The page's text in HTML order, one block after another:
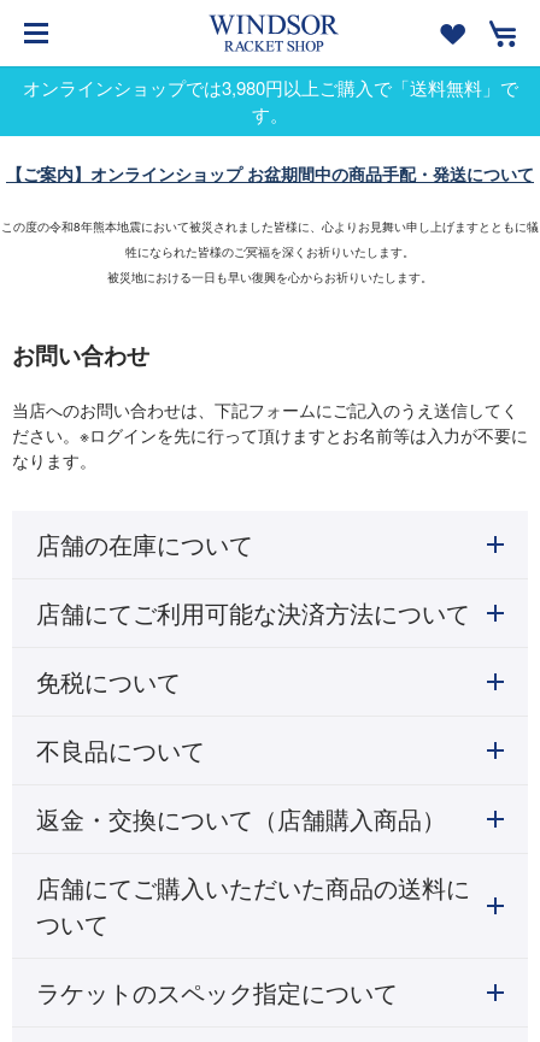
オンラインショップでは3,980円以上ご購入で「送料無料」で
す。
【ご案内】オンラインショップ お盆期間中の商品手配・発送について
この度の令和8年熊本地震において被災されました皆様に、心よりお見舞い申し上げますとともに犠
牲になられた皆様のご冥福を深くお祈りいたします。
被災地における一日も早い復興を心からお祈りいたします。
お問い合わせ
当店へのお問い合わせは、下記フォームにご記入のうえ送信してく
ださい。※ログインを先に行って頂けますとお名前等は入力が不要に
なります。
店舗の在庫について
店舗にてご利用可能な決済方法について
免税について
不良品について
返金・交換について（店舗購入商品）
店舗にてご購入いただいた商品の送料に
ついて
ラケットのスペック指定について